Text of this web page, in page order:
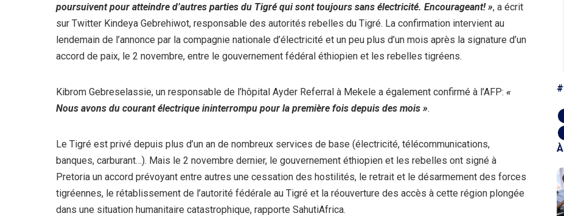
poursuivent pour atteindre d’autres parties du Tigré qui sont toujours sans électricité. Encourageant! », a écrit
sur Twitter Kindeya Gebrehiwot, responsable des autorités rebelles du Tigré. La confirmation intervient au
lendemain de l’annonce par la compagnie nationale d’électricité et un peu plus d’un mois après la signature d’un
accord de paix, le 2 novembre, entre le gouvernement fédéral éthiopien et les rebelles tigréens.
Kibrom Gebreselassie, un responsable de l’hôpital Ayder Referral à Mekele a également confirmé à l’AFP: «
Nous avons du courant électrique ininterrompu pour la première fois depuis des mois ».
Le Tigré est privé depuis plus d’un an de nombreux services de base (électricité, télécommunications,
banques, carburant…). Mais le 2 novembre dernier, le gouvernement éthiopien et les rebelles ont signé à
Pretoria un accord prévoyant entre autres une cessation des hostilités, le retrait et le désarmement des forces
tigréennes, le rétablissement de l’autorité fédérale au Tigré et la réouverture des accès à cette région plongée
dans une situation humanitaire catastrophique, rapporte SahutiAfrica.